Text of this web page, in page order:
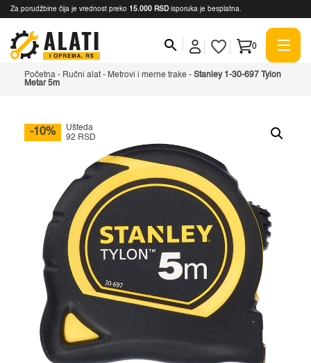
Za porudžbine čija je vrednost preko 15.000 RSD isporuka je besplatna.
0
Početna - Ručni alat - Metrovi i merne trake - Stanley 1-30-697 Tylon
Metar 5m
-10%
Ušteda
92 RSD